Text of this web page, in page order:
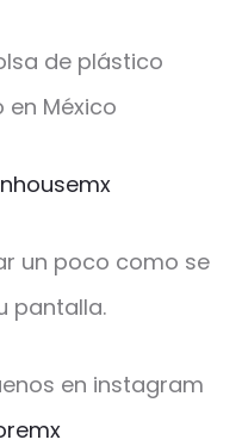
de plástico
en México
un poco como se
pantalla.
en instagram